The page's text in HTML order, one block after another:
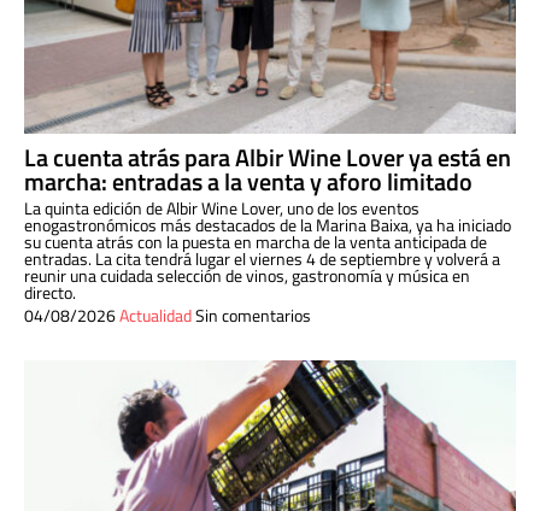
La cuenta atrás para Albir Wine Lover ya está en
marcha: entradas a la venta y aforo limitado
La quinta edición de Albir Wine Lover, uno de los eventos
enogastronómicos más destacados de la Marina Baixa, ya ha iniciado
su cuenta atrás con la puesta en marcha de la venta anticipada de
entradas. La cita tendrá lugar el viernes 4 de septiembre y volverá a
reunir una cuidada selección de vinos, gastronomía y música en
directo.
04/08/2026ActualidadSin comentarios